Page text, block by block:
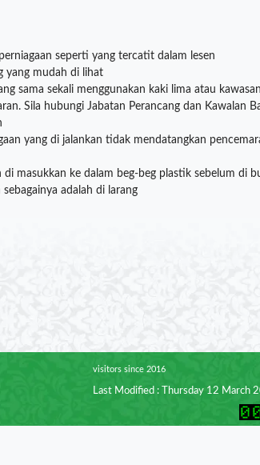
seperti yang tercatit dalam lesen
yang mudah di lihat
sama sekali menggunakan kaki lima atau
Sila hubungi Jabatan Perancang dan Kawalan
yang di jalankan tidak mendatangkan
masukkan ke dalam beg-beg plastik sebelum di
adalah di larang
visitors since 2016
Last Modified : Thursday 12 March